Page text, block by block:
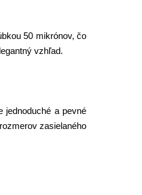
50 mikrónov, čo
vzhľad.
jednoduché a pevné
zasielaného